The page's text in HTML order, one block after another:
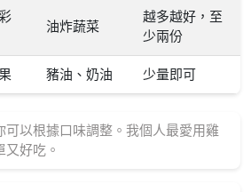
油炸蔬菜
越多越好，至
少兩份
豬油、奶油 少量即可
可以根據口味調整。我個人最愛用雞
好吃。